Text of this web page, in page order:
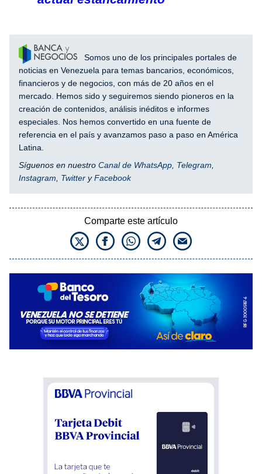
Somos uno de los principales portales de
noticias en Venezuela para temas bancarios, económicos,
financieros y de negocios, con más de 20 años en el
mercado. Hemos sido y seguiremos siendo pioneros en la
creación de contenidos, análisis inéditos e informes
especiales. Nos hemos convertido en una fuente de
referencia en el país y avanzamos paso a paso en América
Latina.
Síguenos en nuestro Canal de WhatsApp Telegram
Instagram
Twitter yFacebook
Comparte este artículo